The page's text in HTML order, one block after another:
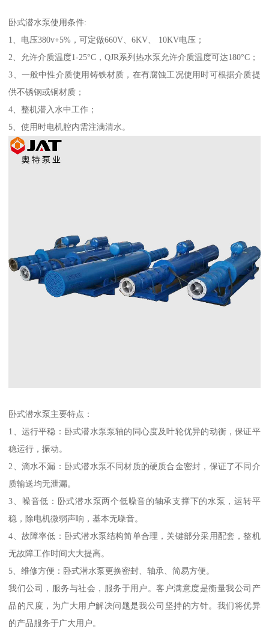
卧式潜水泵使用条件:
1、电压380v+5%，可定做660V、6KV、 10KV电压；
2、允许介质温度1-25°C，QJR系列热水泵允许介质温度可达180°C；
3、一般中性介质使用铸铁材质，在有腐蚀工况使用时可根据介质提
供不锈钢或铜材质；
4、整机潜入水中工作；
5、使用时电机腔内需注满清水。
卧式潜水泵主要特点：
1、运行平稳：卧式潜水泵泵轴的同心度及叶轮优异的动衡，保证平
稳运行，振动。
2、滴水不漏：卧式潜水泵不同材质的硬质合金密封，保证了不同介
质输送均无泄漏。
3、噪音低：卧式潜水泵两个低噪音的轴承支撑下的水泵，运转平
稳，除电机微弱声响，基本无噪音。
4、故障率低：卧式潜水泵结构简单合理，关键部分采用配套，整机
无故障工作时间大大提高。
5、维修方便：卧式潜水泵更换密封、轴承、简易方便。
我们公司，服务与社会，服务于用户。客户满意度是衡量我公司产
品的尺度，为广大用户解决问题是我公司坚持的方针。我们将优异
的产品服务于广大用户。